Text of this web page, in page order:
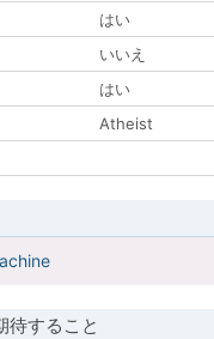
はい
いいえ
はい
Atheist
待すること